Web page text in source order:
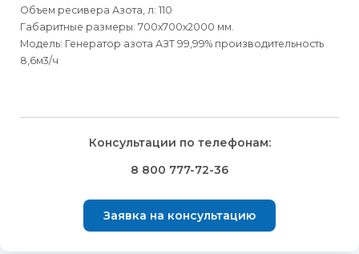
Объем ресивера Азота, л: 110
Габаритные размеры: 700х700х2000 мм.
Модель: Генератор азота АЗТ 99,99% производительность
8,6м3/ч
лиц
Способ оплаты
Выбрать вид оплаты Вы сможете в Корзине при
оформлении заказа.
лиц
Способыдоставки
Доставка осуществляется транспортными компаниями и
оплачивается покупателем при получении заказа.
Транспортную компанию Вы сможете выбрать в Корзине
при оформлении заказа.
лиц
Правила возврата товара, приобретённого
Внешний вид, комплектность товара и комплектность всего
заказа, должны быть проверены покупателем при
лиц
Консультации по телефонам:
8 800 777-72-36
Заявка на консультацию